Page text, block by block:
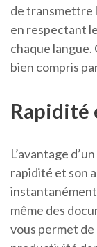
de transmettre
en respectant
chaque
bien compris
Rapidité
L’avantage
rapidité et son
instantanément
même des
vous permet